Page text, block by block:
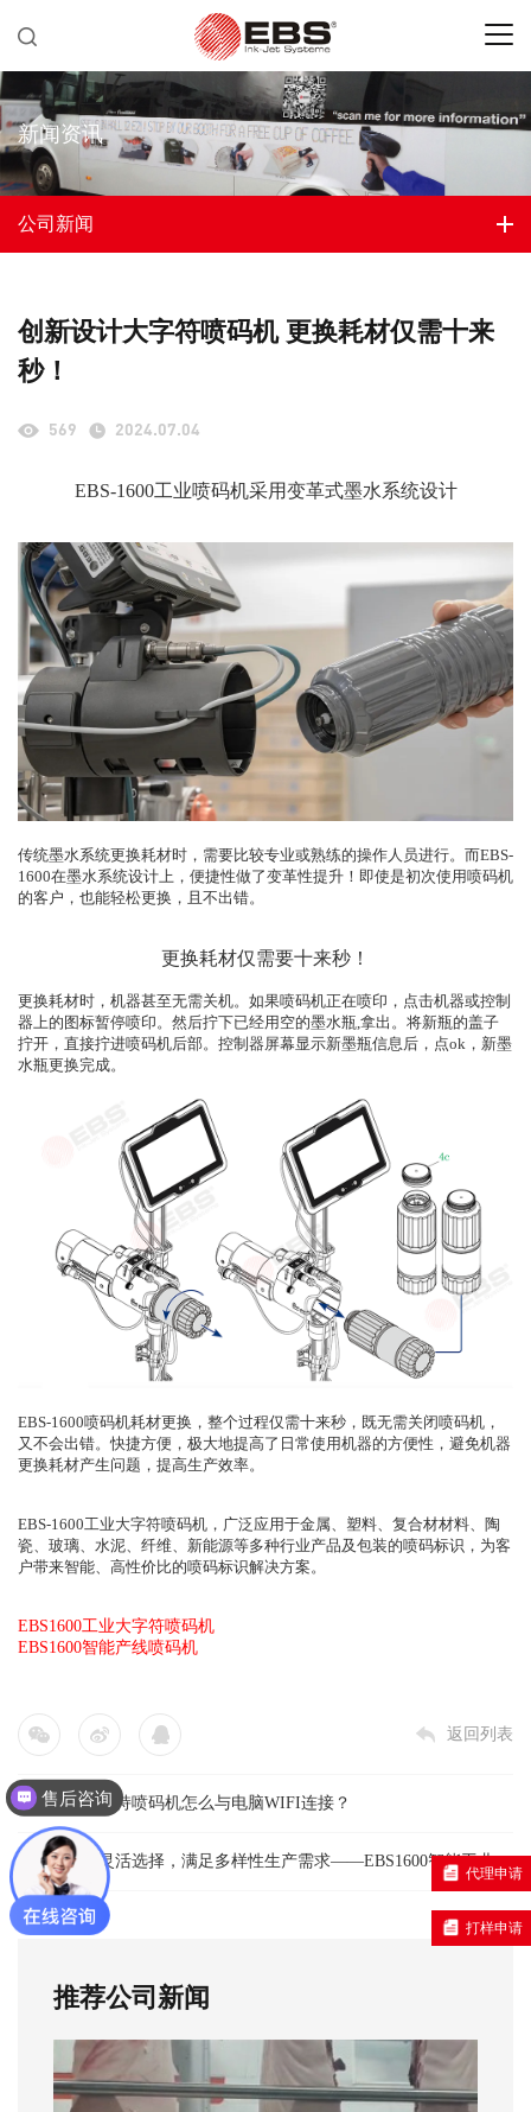
新闻资讯
公司新闻
创新设计大字符喷码机 更换耗材仅需十来
秒！
569 2024.07.04
EBS-1600工业喷码机采用变革式墨水系统设计
传统墨水系统更换耗材时，需要比较专业或熟练的操作人员进行。而EBS-
1600在墨水系统设计上，便捷性做了变革性提升！即使是初次使用喷码机
的客户，也能轻松更换，且不出错。
更换耗材仅需要十来秒！
更换耗材时，机器甚至无需关机。如果喷码机正在喷印，点击机器或控制
器上的图标暂停喷印。然后拧下已经用空的墨水瓶,拿出。将新瓶的盖子
拧开，直接拧进喷码机后部。控制器屏幕显示新墨瓶信息后，点ok，新墨
水瓶更换完成。
EBS-1600喷码机耗材更换，整个过程仅需十来秒，既无需关闭喷码机，
又不会出错。快捷方便，极大地提高了日常使用机器的方便性，避免机器
更换耗材产生问题，提高生产效率。
EBS-1600工业大字符喷码机，广泛应用于金属、塑料、复合材材料、陶
瓷、玻璃、水泥、纤维、新能源等多种行业产品及包装的喷码标识，为客
户带来智能、高性价比的喷码标识解决方案。
EBS1600工业大字符喷码机
EBS1600智能产线喷码机
返回列表
上一篇： 手持喷码机怎么与电脑WIFI连接？
下一篇：
灵活选择，满足多样性生产需求——EBS1600智能工业大
字符喷码机
推荐公司新闻
代理申请
打样申请
解决方案咨询